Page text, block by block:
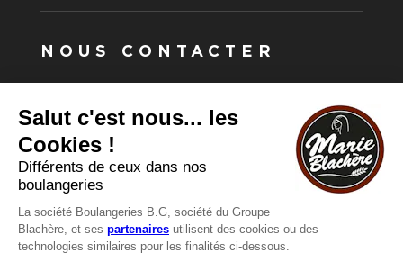
NOUS CONTACTER
Vous souhaitez nous contacter ?
Consultez notre FAQ.
FAQ
Recrutement